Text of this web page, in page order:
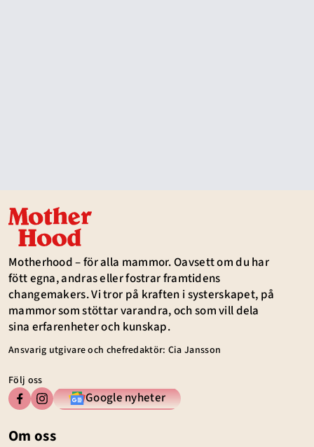
Motherhood – för alla mammor. Oavsett om du har
fött egna, andras eller fostrar framtidens
changemakers. Vi tror på kraften i systerskapet, på
mammor som stöttar varandra, och som vill dela
sina erfarenheter och kunskap.
Ansvarig utgivare och chefredaktör: Cia Jansson
Följ oss
Google nyheter
Om oss